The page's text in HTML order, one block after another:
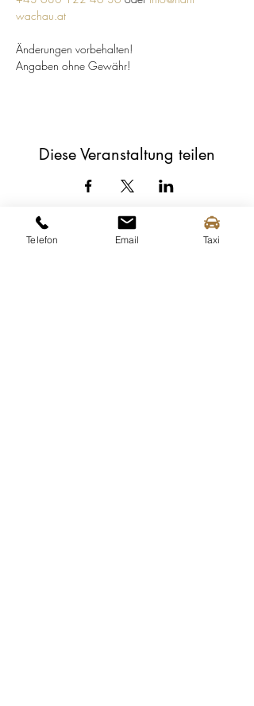
wachau.at
Änderungen vorbehalten!
Angaben ohne Gewähr!
Diese Veranstaltung teilen
Telefon Email Taxi